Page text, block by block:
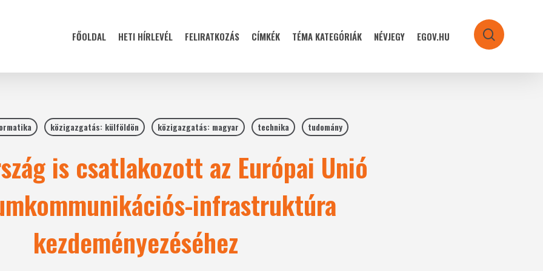
FŐOLDAL HETI HÍRLEVÉL FELIRATKOZÁS CÍMKÉK TÉMA KATEGÓRIÁK NÉVJEGY EGOV.HU search
közigazgatás: külföldön közigazgatás: magyar technika tudomány
is csatlakozott az Európai Unió
infrastruktúra
kezdeményezéséhez